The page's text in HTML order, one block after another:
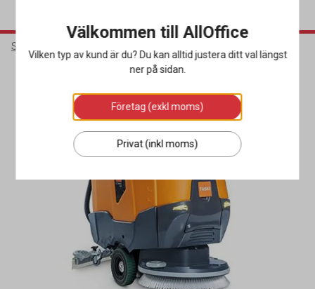
Städ & Hygien
Välkommen till AllOffice
Vilken typ av kund är du? Du kan alltid justera ditt val längst
ner på sidan.
Företag (exkl moms)
Privat (inkl moms)